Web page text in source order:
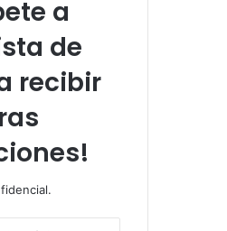
a
de
recibir